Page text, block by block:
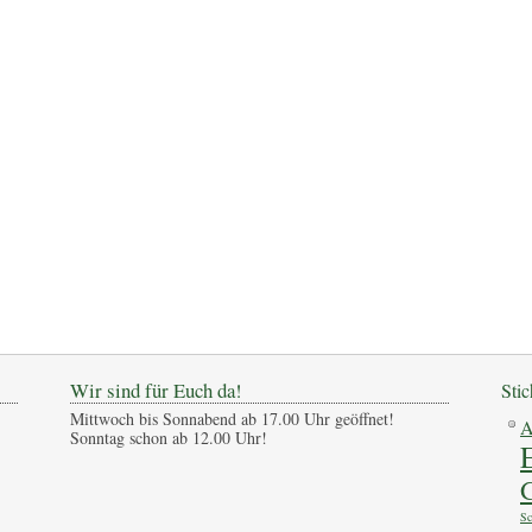
Wir sind für Euch da!
Mittwoch bis Sonnabend ab 17.00 Uhr geöffnet!
Sonntag schon ab 12.00 Uhr!